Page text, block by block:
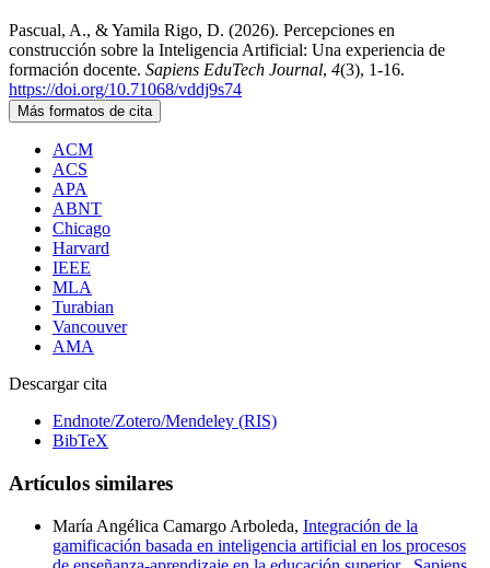
Pascual, A., & Yamila Rigo, D. (2026). Percepciones en
construcción sobre la Inteligencia Artificial: Una experiencia de
formación docente. Sapiens EduTech Journal, 4(3), 1-16.
https://doi.org/10.71068/vddj9s74
Más formatos de cita
ACM
ACS
APA
ABNT
Chicago
Harvard
IEEE
MLA
Turabian
Vancouver
AMA
Descargar cita
Endnote/Zotero/Mendeley (RIS)
BibTeX
Artículos similares
María Angélica Camargo Arboleda, Integración de la
gamificación basada en inteligencia artificial en los procesos